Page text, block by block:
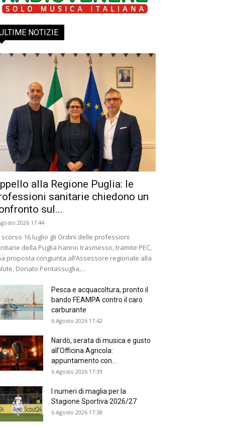
NOTIZIE
alla Regione Puglia: le
sanitarie chiedono un
sul...
2026 17:44
scorso 16 luglio gli Ordini delle professioni
della Puglia hanno trasmesso, tramite PEC,
proposta congiunta all’Assessore regionale alla
Donato Pentassuglia,...
Pesca e acquacoltura, pronto il
bando FEAMPA contro il caro
carburante
6 Agosto 2026 17:42
Nardò, serata di musica e gusto
all’Officina Agricola:
appuntamento con...
6 Agosto 2026 17:39
I numeri di maglia per la
Stagione Sportiva 2026/27
6 Agosto 2026 17:38